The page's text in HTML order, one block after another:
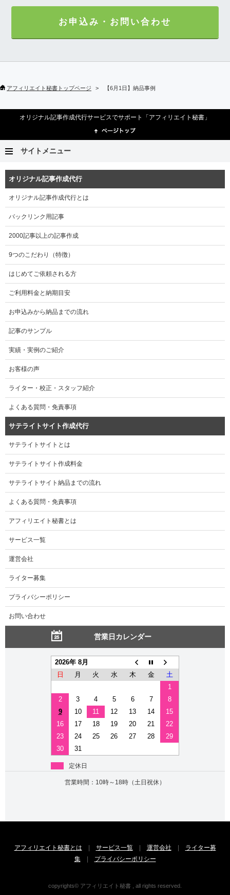
お申込み・お問い合わせ
アフィリエイト秘書トップページ 【6月1日】納品事例
オリジナル記事作成代行サービスでサポート「アフィリエイト秘書」
サイトメニュー
オリジナル記事作成代行
オリジナル記事作成代行とは
バックリンク用記事
2000記事以上の記事作成
9つのこだわり（特徴）
はじめてご依頼される方
ご利用料金と納期目安
お申込みから納品までの流れ
記事のサンプル
実績・実例のご紹介
お客様の声
ライター・校正・スタッフ紹介
よくある質問・免責事項
サテライトサイト作成代行
サテライトサイトとは
サテライトサイト作成料金
サテライトサイト納品までの流れ
よくある質問・免責事項
アフィリエイト秘書とは
サービス一覧
運営会社
ライター募集
プライバシーポリシー
お問い合わせ
営業日カレンダー
2026年 8月
日
月 火 水 木 金
土
1
2
3 4 5 6 7
8
9
10 11 12 13 14
15
16
17 18 19 20 21
22
23
24 25 26 27 28
29
30
31
定休日
営業時間：10時～18時（土日祝休）
アフィリエイト秘書とは | サービス一覧| 運営会社 |
ライター募
集| プライバシーポリシー
copyrights© アフィリエイト秘書 , all rights reserved.